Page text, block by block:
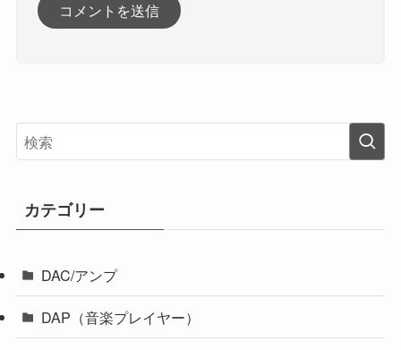
カテゴリー
DAC/アンプ
DAP（音楽プレイヤー）